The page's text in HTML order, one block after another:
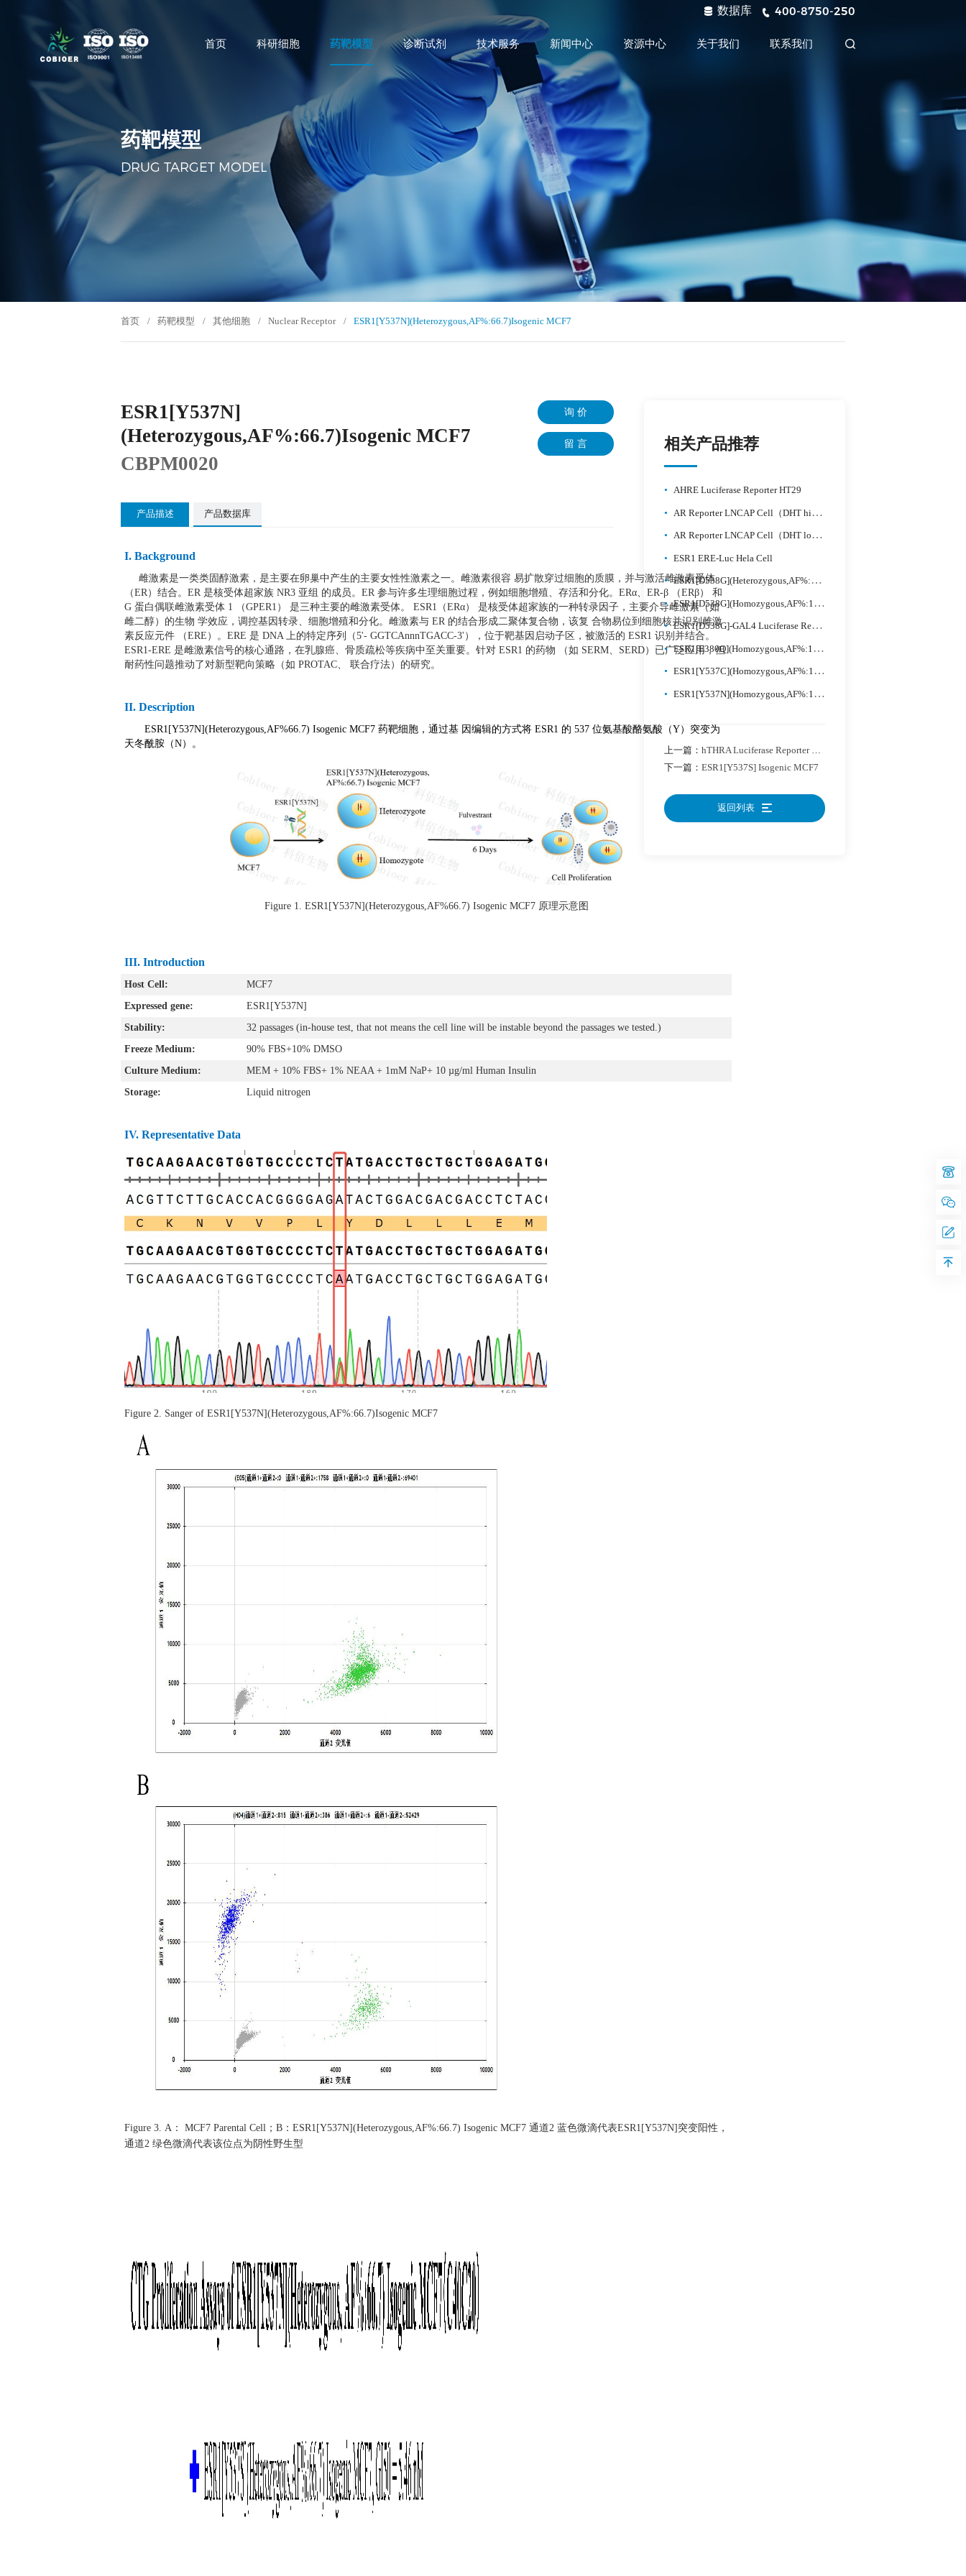
数据库 400-8750-250
首页 科研细胞 药靶模型 诊断试剂 技术服务 新闻中心 资源中心 关于我们 联系我们
药靶模型
DRUG TARGET MODEL
首页 / 药靶模型 / 其他细胞 / Nuclear Receptor / ESR1[Y537N](Heterozygous,AF%:66.7)Isogenic MCF7
ESR1[Y537N]
(Heterozygous,AF%:66.7)Isogenic MCF7
CBPM0020
询 价
留 言
产品描述 产品数据库
I. Background
雌激素是一类类固醇激素，是主要在卵巢中产生的主要女性性激素之一。雌激素很容 易扩散穿过细胞的质膜，并与激活雌激素受体
（ER）结合。ER 是核受体超家族 NR3 亚组 的成员。ER 参与许多生理细胞过程，例如细胞增殖、存活和分化。ERα、ER-β （ERβ） 和
G 蛋白偶联雌激素受体 1 （GPER1） 是三种主要的雌激素受体。 ESR1（ERα） 是核受体超家族的一种转录因子，主要介导雌激素（如
雌二醇）的生物 学效应，调控基因转录、细胞增殖和分化。雌激素与 ER 的结合形成二聚体复合物，该复 合物易位到细胞核并识别雌激
素反应元件 （ERE）。ERE 是 DNA 上的特定序列（5'- GGTCAnnnTGACC-3'），位于靶基因启动子区，被激活的 ESR1 识别并结合。
ESR1-ERE 是雌激素信号的核心通路，在乳腺癌、骨质疏松等疾病中至关重要。针对 ESR1 的药物 （如 SERM、SERD）已广泛应用，但
耐药性问题推动了对新型靶向策略（如 PROTAC、 联合疗法）的研究。
II. Description
ESR1[Y537N](Heterozygous,AF%66.7) Isogenic MCF7 药靶细胞，通过基 因编辑的方式将 ESR1 的 537 位氨基酸酪氨酸（Y）突变为
天冬酰胺（N）。
Figure 1. ESR1[Y537N](Heterozygous,AF%66.7) Isogenic MCF7 原理示意图
III. Introduction
Host Cell:
MCF7
Expressed gene:
ESR1[Y537N]
Stability:
32 passages (in-house test, that not means the cell line will be instable beyond the passages we tested.)
Freeze Medium:
90% FBS+10% DMSO
Culture Medium:
MEM + 10% FBS+ 1% NEAA + 1mM NaP+ 10 µg/ml Human Insulin
Storage:
Liquid nitrogen
IV. Representative Data
Figure 2. Sanger of ESR1[Y537N](Heterozygous,AF%:66.7)Isogenic MCF7
Figure 3. A： MCF7 Parental Cell；B：ESR1[Y537N](Heterozygous,AF%:66.7) Isogenic MCF7 通道2 蓝色微滴代表ESR1[Y537N]突变阳性，
通道2 绿色微滴代表该位点为阴性野生型
相关产品推荐
• AHRE Luciferase Reporter HT29
• AR Reporter LNCAP Cell（DHT high sensitive）
• AR Reporter LNCAP Cell（DHT low sensitive）
• ESR1 ERE-Luc Hela Cell
• ESR1[D538G](Heterozygous,AF%:66.7) Isogenic MCF7
• ESR1[D538G](Homozygous,AF%:100) Isogenic MCF7
• ESR1[D538G]-GAL4 Luciferase Reporter HEK293
• ESR1[E380Q](Homozygous,AF%:100) Isogenic MCF7
• ESR1[Y537C](Homozygous,AF%:100) Isogenic MCF7
• ESR1[Y537N](Homozygous,AF%:100) Isogenic MCF7
上一篇： hTHRA Luciferase Reporter HEK293
下一篇： ESR1[Y537S] Isogenic MCF7
返回列表